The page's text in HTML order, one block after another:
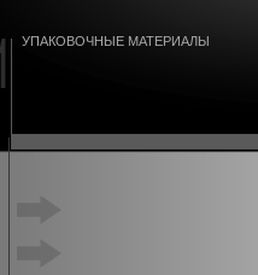
УПАКОВОЧНЫЕ МАТЕРИАЛЫ